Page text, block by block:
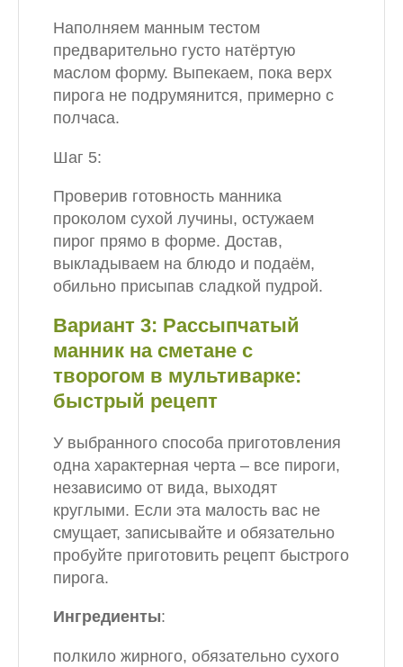
Наполняем манным тестом
предварительно густо натёртую
маслом форму. Выпекаем, пока верх
пирога не подрумянится, примерно с
полчаса.
Шаг 5:
Проверив готовность манника
проколом сухой лучины, остужаем
пирог прямо в форме. Достав,
выкладываем на блюдо и подаём,
обильно присыпав сладкой пудрой.
Вариант 3: Рассыпчатый
манник на сметане с
творогом в мультиварке:
быстрый рецепт
У выбранного способа приготовления
одна характерная черта – все пироги,
независимо от вида, выходят
круглыми. Если эта малость вас не
смущает, записывайте и обязательно
пробуйте приготовить рецепт быстрого
пирога.
Ингредиенты:
полкило жирного, обязательно сухого